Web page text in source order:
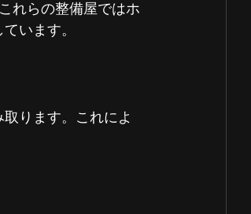
れらの整備屋ではホ
います。
ります。これによ